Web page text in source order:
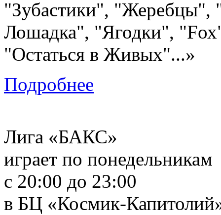
"Зубастики", "Жеребцы",
Лошадка", "Ягодки",
"Остаться в Живых"...»
Подробнее
Лига «БАКС»
играет по понедельникам
с 20:00 до 23:00
в БЦ «Космик-